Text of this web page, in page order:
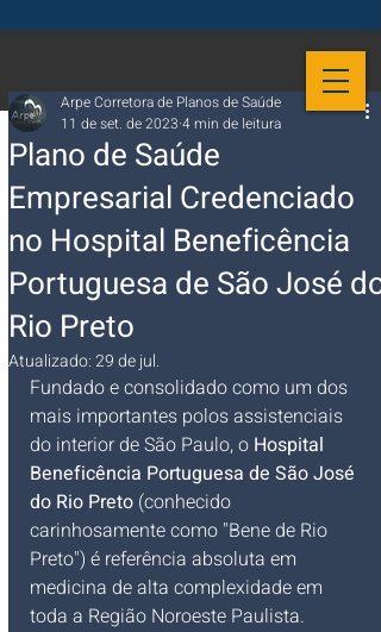
Plano de Saúde
Empresarial Credenciado
no Hospital Beneficência
Portuguesa de São José do
Rio Preto
Arpe Corretora de Planos de Saúde
11 de set. de 2023 4 min de leitura
Atualizado:29 de jul.
Fundado e consolidado como um dos
mais importantes polos assistenciais
do interior de São Paulo, o Hospital
Beneficência Portuguesa de São José
do Rio Preto (conhecido
carinhosamente como "Bene de Rio
Preto") é referência absoluta em
medicina de alta complexidade em
toda a Região Noroeste Paulista.